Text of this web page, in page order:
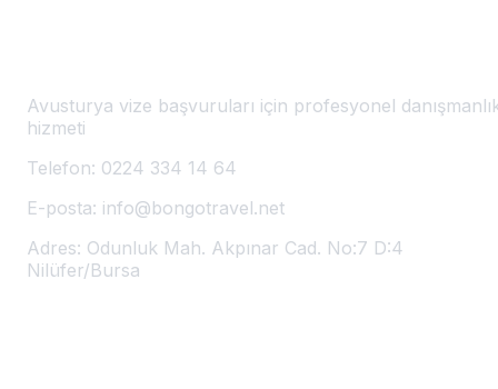
Avusturya vize başvuruları için profesyonel
hizmeti
Telefon: 0224 334 14 64
E-posta: info@bongotravel.net
Adres: Odunluk Mah. Akpınar Cad. No:7 D:4
Nilüfer/Bursa